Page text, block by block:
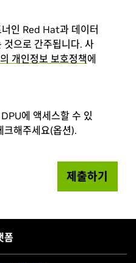
인 Red Hat과 데이터
것으로 간주됩니다. 사
개인정보 보호정책에
에 액세스할 수 있
크해주세요(옵션).
제출하기
폼